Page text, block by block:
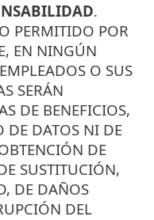
.
PERMITIDO POR
EN NINGÚN
O SUS
SERÁN
DE BENEFICIOS,
DE DATOS NI DE
DE
SUSTITUCIÓN,
DE DAÑOS
DEL